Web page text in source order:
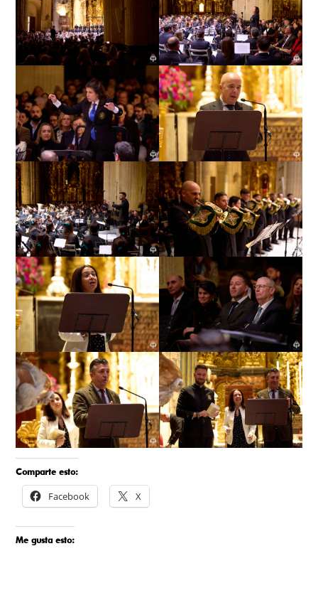
Comparte esto:
Facebook X
Me gusta esto: